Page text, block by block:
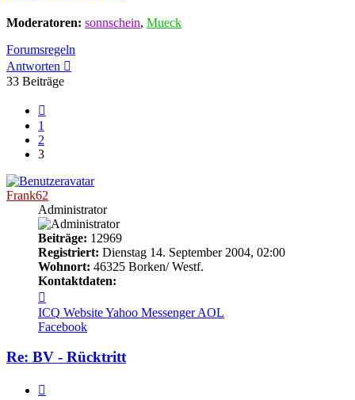
Moderatoren: sonnschein, Mueck
Forumsregeln
Antworten
33 Beiträge
1
2
3
Frank62
Administrator
Beiträge: 12969
Registriert: Dienstag 14. September 2004, 02:00
Wohnort: 46325 Borken/ Westf.
Kontaktdaten:
von
Frank62
ICQ WebsiteYahoo Messenger AOL
Facebook
Re: BV - Rücktritt